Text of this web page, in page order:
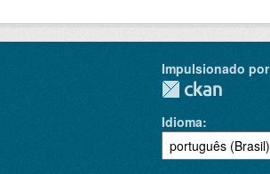
Impulsionado por
Idioma